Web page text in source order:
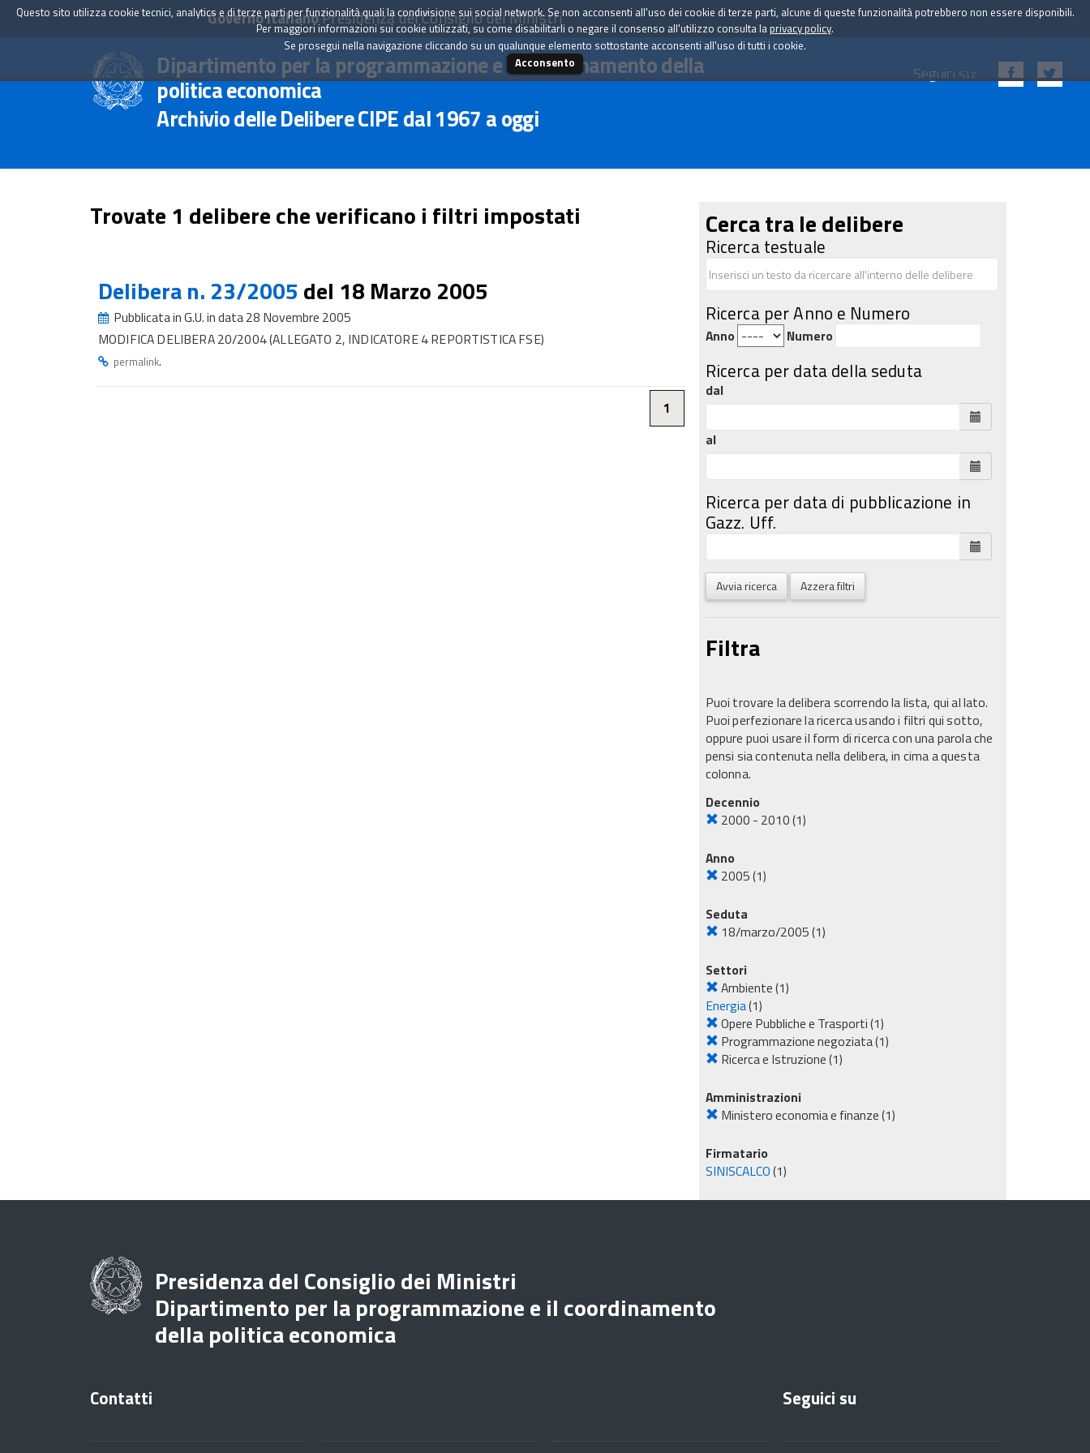
Governo ItalianoPresidenza del Consiglio dei Ministri
Dipartimento per la programmazione e il coordinamento della
politica economica
Archivio delle Delibere CIPE dal 1967 a oggi
Seguici su:
Trovate 1 delibere che verificano i filtri impostati
Delibera n. 23/2005 del 18 Marzo 2005
Pubblicata in G.U. in data 28 Novembre 2005
MODIFICA DELIBERA 20/2004 (ALLEGATO 2, INDICATORE 4 REPORTISTICA FSE)
permalink.
1
Cerca tra le delibere
Ricerca testuale
Ricerca per Anno e Numero
Anno Numero
Ricerca per data della seduta
dal
al
Ricerca per data di pubblicazione in
Gazz. Uff.
Avvia ricerca Azzera filtri
Filtra
Puoi trovare la delibera scorrendo la lista, qui al lato.
Puoi perfezionare la ricerca usando i filtri qui sotto,
oppure puoi usare il form di ricerca con una parola che
pensi sia contenuta nella delibera, in cima a questa
colonna.
Decennio
2000 - 2010(1)
Anno
2005(1)
Seduta
18/marzo/2005(1)
Settori
Ambiente(1)
Energia(1)
Opere Pubbliche e Trasporti(1)
Programmazione negoziata(1)
Ricerca e Istruzione(1)
Amministrazioni
Ministero economia e finanze(1)
Firmatario
SINISCALCO(1)
Questo sito utilizza cookie tecnici, analytics e di terze parti per funzionalità quali la condivisione sui social network. Se non acconsenti all'uso dei cookie di terze parti, alcune di queste funzionalità potrebbero non essere disponibili.
Per maggiori informazioni sui cookie utilizzati, su come disabilitarli o negare il consenso all'utilizzo consulta la privacy policy.
Se prosegui nella navigazione cliccando su un qualunque elemento sottostante acconsenti all'uso di tutti i cookie.
Acconsento
Presidenza del Consiglio dei Ministri
Dipartimento per la programmazione e il coordinamento
della politica economica
Contatti Seguici su